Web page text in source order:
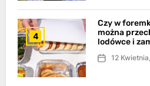
4
Czy w
można
lodówce i
12